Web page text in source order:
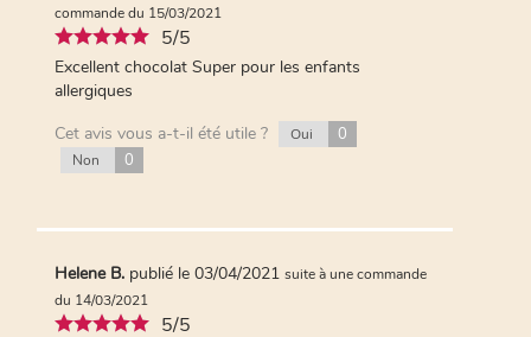
Cet avis vous a-t-il été utile ?
commande du 15/03/2021
5/5
Excellent chocolat Super pour les enfants
allergiques
Cet avis vous a-t-il été utile ?
Oui 0
Non 0
Helene B. publié le 03/04/2021 suite à une commande
du 14/03/2021
5/5